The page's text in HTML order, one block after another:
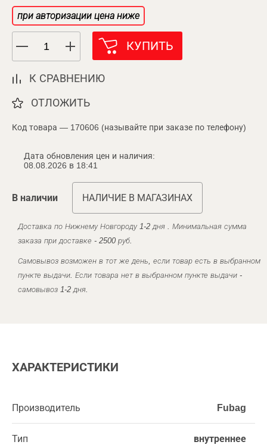
при авторизации цена ниже
КУПИТЬ
К СРАВНЕНИЮ
ОТЛОЖИТЬ
Код товара — 170606 (называйте при заказе по телефону)
Дата обновления цен и наличия:
08.08.2026 в 18:41
В наличии НАЛИЧИЕ В МАГАЗИНАХ
Доставка по Нижнему Новгороду 1-2 дня . Минимальная сумма
заказа при доставке - 2500 руб.
Самовывоз возможен в тот же день, если товар есть в выбранном
пункте выдачи. Если товара нет в выбранном пункте выдачи -
самовывоз 1-2 дня.
ХАРАКТЕРИСТИКИ
Производитель Fubag
Тип внутреннее